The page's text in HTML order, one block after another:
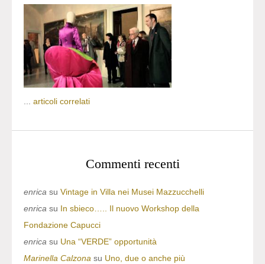
articoli correlati
Commenti recenti
enrica su Vintage in Villa nei Musei Mazzucchelli
enrica su In sbieco….. Il nuovo Workshop della
Fondazione Capucci
enrica su Una “VERDE” opportunità
Marinella Calzona su Uno, due o anche più